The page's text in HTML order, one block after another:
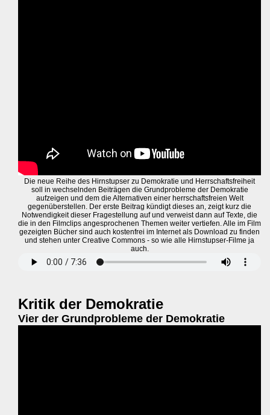
Die neue Reihe des Hirnstupser zu Demokratie und Herrschaftsfreiheit
soll in wechselnden Beiträgen die Grundprobleme der Demokratie
aufzeigen und dem die Alternativen einer herrschaftsfreien Welt
gegenüberstellen. Der erste Beitrag kündigt dieses an, zeigt kurz die
Notwendigkeit dieser Fragestellung auf und verweist dann auf Texte, die
die in den Filmclips angesprochenen Themen weiter vertiefen. Alle im Film
gezeigten Bücher sind auch kostenfrei im Internet als Download zu finden
und stehen unter Creative Commons - so wie alle Hirnstupser-Filme ja
auch.
Kritik der Demokratie
Vier der Grundprobleme der Demokratie